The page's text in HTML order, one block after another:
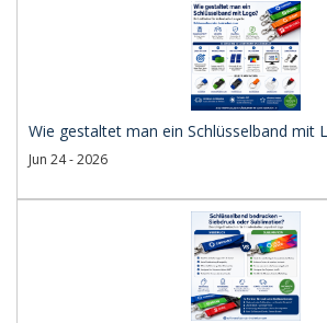
Wie gestaltet man ein Schlüsselband mit
Jun 24 - 2026